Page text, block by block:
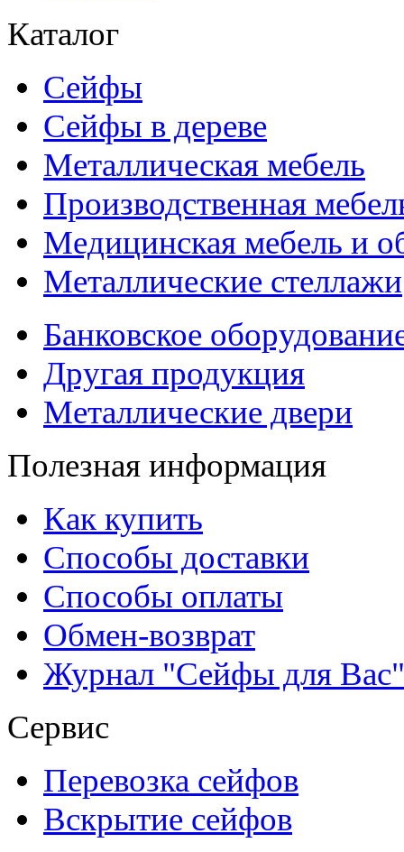
Каталог
Сейфы
Сейфы в дереве
Металлическая мебель
Производственная
Медицинская мебель и
Металлические стеллажи
Банковское
Другая продукция
Металлические двери
Полезная информация
Как купить
Способы доставки
Способы оплаты
Обмен-возврат
Журнал "Сейфы для Вас"
Сервис
Перевозка сейфов
Вскрытие сейфов